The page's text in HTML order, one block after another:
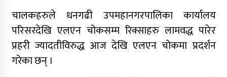
चालकहरुले धनगढी उपमहानगरपालिका कार्यालय
परिसरदेखि एलएन चोकसम्म रिक्साहरु लामवद्ध पारेर
प्रहरी ज्यादतीविरुद्ध आज देखि एलएन चोकमा प्रदर्शन
गरेका छन् ।